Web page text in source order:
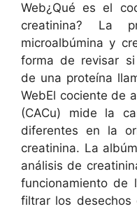
Web¿Qué es el
creatinina? La
microalbúmina y
forma de revisar
de una proteína
WebEl cociente de
(CACu) mide la
diferentes en la
creatinina. La
análisis de
funcionamiento de
filtrar los desechos